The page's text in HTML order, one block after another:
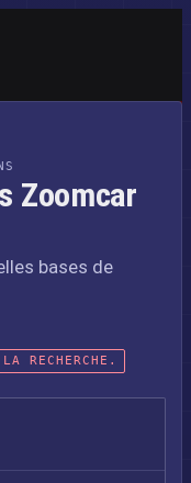
Zoomcar
bases de
RECHERCHE.